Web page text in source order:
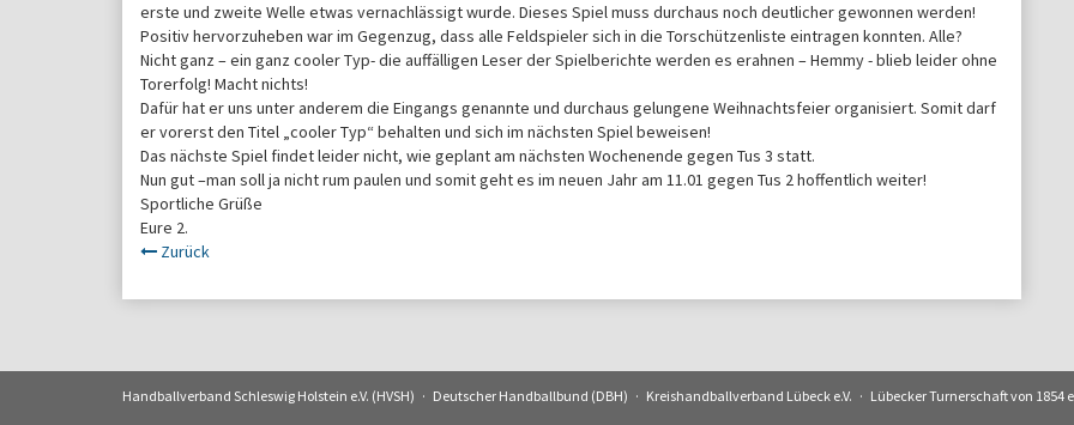
erste und zweite Welle etwas vernachlässigt wurde. Dieses Spiel muss durchaus noch deutlicher gewonnen werden!
Positiv hervorzuheben war im Gegenzug, dass alle Feldspieler sich in die Torschützenliste eintragen konnten. Alle?
Nicht ganz – ein ganz cooler Typ- die auffälligen Leser der Spielberichte werden es erahnen – Hemmy - blieb leider ohne
Torerfolg! Macht nichts!
Dafür hat er uns unter anderem die Eingangs genannte und durchaus gelungene Weihnachtsfeier organisiert. Somit darf
er vorerst den Titel „cooler Typ“ behalten und sich im nächsten Spiel beweisen!
Das nächste Spiel findet leider nicht, wie geplant am nächsten Wochenende gegen Tus 3 statt.
Nun gut –man soll ja nicht rum paulen und somit geht es im neuen Jahr am 11.01 gegen Tus 2 hoffentlich weiter!
Sportliche Grüße
Eure 2.
Zurück
Navigation
Handballverband Schleswig Holstein e.V. (HVSH) Deutscher Handballbund (DBH) Kreishandballverband Lübeck e.V. Lübecker Turnerschaft von 1854